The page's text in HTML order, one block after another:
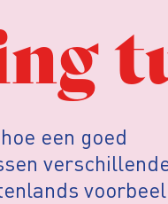
hoe een goed